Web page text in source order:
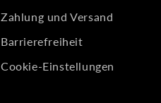
Zahlung und Versand
Barrierefreiheit
Cookie-Einstellungen